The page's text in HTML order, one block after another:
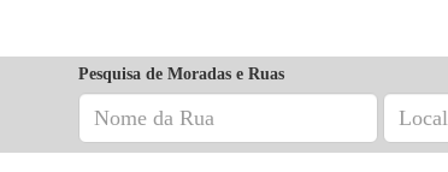
Pesquisa de Moradas e Ruas